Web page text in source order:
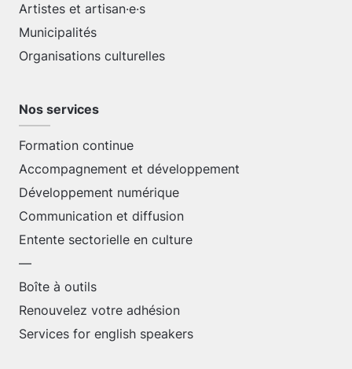
Artistes et artisan·e·s
Municipalités
Organisations culturelles
Nos services
Formation continue
Accompagnement et développement
Développement numérique
Communication et diffusion
Entente sectorielle en culture
—
Boîte à outils
Renouvelez votre adhésion
Services for english speakers